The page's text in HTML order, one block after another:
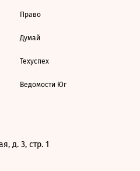
Право
Думай
Техуспех
Ведомости Юг
д. 3, стр. 1